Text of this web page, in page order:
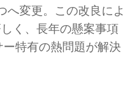
へ変更。この改良によ
く、長年の懸案事項
特有の熱問題が解決